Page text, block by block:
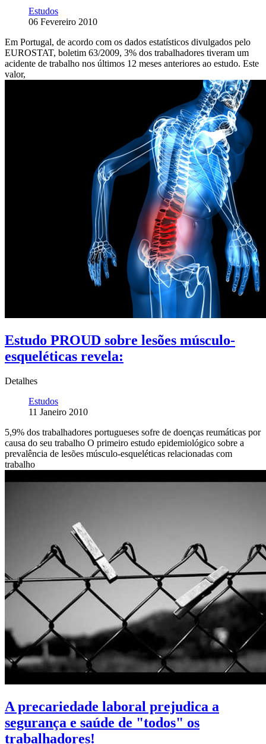
Estudos
06 Fevereiro 2010
Em Portugal, de acordo com os dados estatísticos divulgados pelo
EUROSTAT, boletim 63/2009, 3% dos trabalhadores tiveram um
acidente de trabalho nos últimos 12 meses anteriores ao estudo. Este
valor,
Estudo PROUD sobre lesões músculo-
esqueléticas revela:
Detalhes
Estudos
11 Janeiro 2010
5,9% dos trabalhadores portugueses sofre de doenças reumáticas por
causa do seu trabalho O primeiro estudo epidemiológico sobre a
prevalência de lesões músculo-esqueléticas relacionadas com
trabalho
A precariedade laboral prejudica a
segurança e saúde de "todos" os
trabalhadores!